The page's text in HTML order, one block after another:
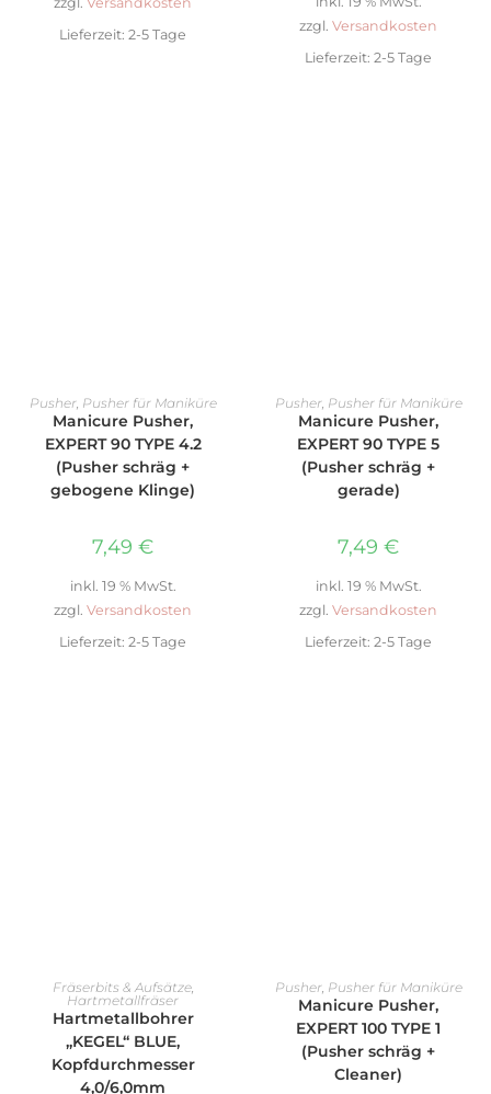
Lieferzeit: 2-5 Tage
zzgl. Versandkosten
Lieferzeit: 2-5 Tage
IN DEN WARENKORB
Pusher, Pusher für Maniküre
Manicure Pusher,
EXPERT 90 TYPE 4.2
(Pusher schräg +
gebogene Klinge)
7,49 €
inkl. 19 % MwSt.
zzgl. Versandkosten
Lieferzeit: 2-5 Tage
IN DEN WARENKORB
Pusher, Pusher für Maniküre
Manicure Pusher,
EXPERT 90 TYPE 5
(Pusher schräg +
gerade)
7,49 €
inkl. 19 % MwSt.
zzgl. Versandkosten
Lieferzeit: 2-5 Tage
AUSFÜHRUNG WÄHLEN
Fräserbits & Aufsätze,
Hartmetallfräser
Hartmetallbohrer
„KEGEL“ BLUE,
Kopfdurchmesser
4,0/6,0mm
IN DEN WARENKORB
Pusher, Pusher für Maniküre
Manicure Pusher,
EXPERT 100 TYPE 1
(Pusher schräg +
Cleaner)